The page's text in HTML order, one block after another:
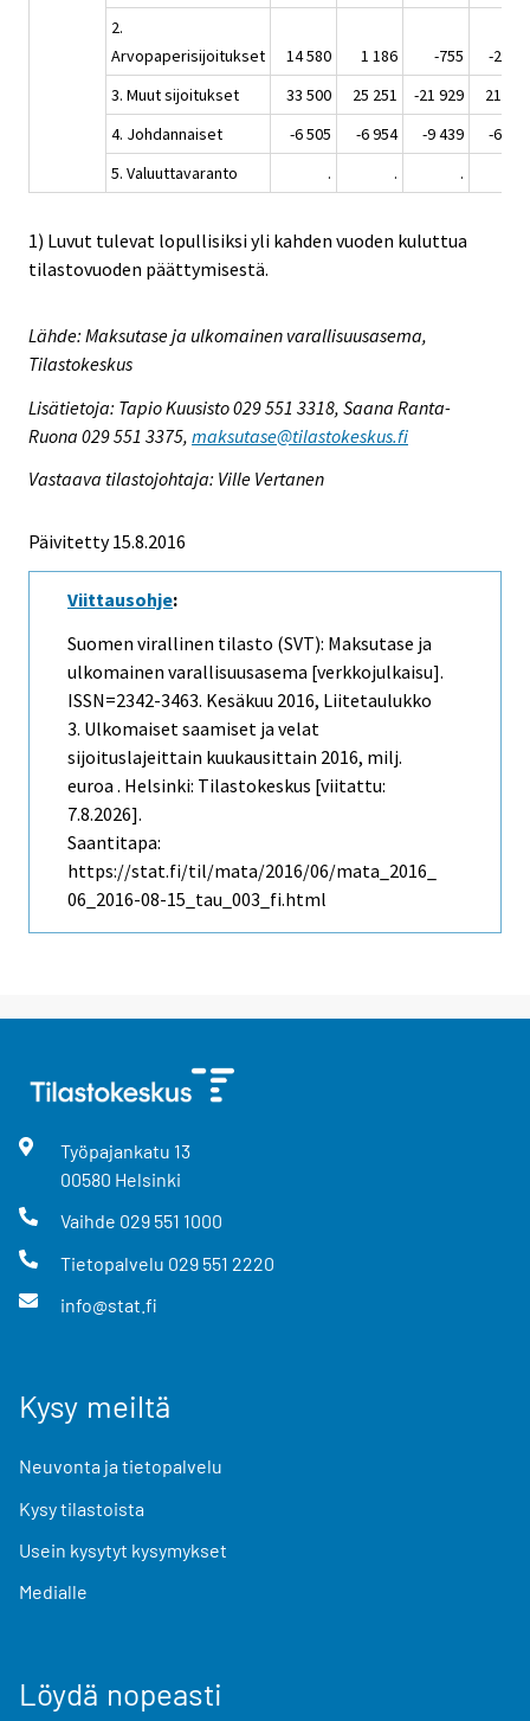
2.
Arvopaperisijoitukset
14 580 1 186 -755
-2 049
3. Muut sijoitukset
33 500 25 251 -21 929
21 736
4. Johdannaiset
-6 505 -6 954 -9 439
-6 187
5. Valuuttavaranto
. . .
1) Luvut tulevat lopullisiksi yli kahden vuoden kuluttua
tilastovuoden päättymisestä.
Lähde: Maksutase ja ulkomainen varallisuusasema,
Tilastokeskus
Lisätietoja: Tapio Kuusisto 029 551 3318, Saana Ranta-
Ruona 029 551 3375, maksutase@tilastokeskus.fi
Vastaava tilastojohtaja: Ville Vertanen
Päivitetty 15.8.2016
Viittausohje:
Suomen virallinen tilasto (SVT): Maksutase ja
ulkomainen varallisuusasema [verkkojulkaisu].
ISSN=2342-3463. Kesäkuu 2016, Liitetaulukko
3. Ulkomaiset saamiset ja velat
sijoituslajeittain kuukausittain 2016, milj.
euroa . Helsinki: Tilastokeskus [viitattu:
7.8.2026].
Saantitapa:
https://stat.fi/til/mata/2016/06/mata_2016_
06_2016-08-15_tau_003_fi.html
Työpajankatu 13
00580 Helsinki
Vaihde 029 551 1000
Tietopalvelu 029 551 2220
info@stat.fi
Kysy meiltä
Neuvonta ja tietopalvelu
Kysy tilastoista
Usein kysytyt kysymykset
Medialle
Löydä nopeasti